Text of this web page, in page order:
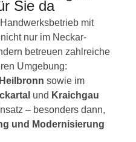
Sie da
mit
nur im Neckar-
betreuen zahlreiche
Umgebung:
Heilbronn sowie im
und Kraichgau
– besonders dann,
und Modernisierung